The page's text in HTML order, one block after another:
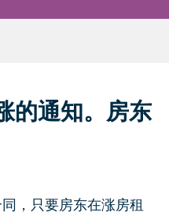
的通知。房东
，只要房东在涨房租